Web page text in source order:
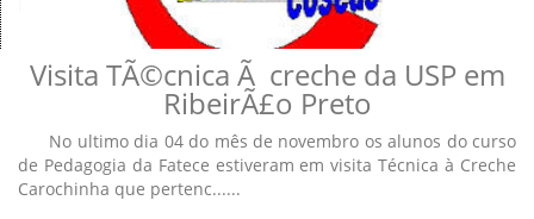
Visita TÃ©cnica Ã creche da USP em
RibeirÃ£o Preto
No ultimo dia 04 do mês de novembro os alunos do curso
de Pedagogia da Fatece estiveram em visita Técnica à Creche
Carochinha que pertenc......